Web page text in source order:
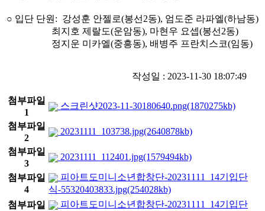
○ 입단 단원: 강성훈 안젤로(봉선2동), 엄도준 라파엘(하남동)
최지호 제랄도(운암동), 마현우 요셉(봉선2동)
정지운 미카엘(중흥동), 배병주 프란치스코(임동)
작성일 : 2023-11-30 18:07:49
첨부파일
1
스크린샷2023-11-30180640.png(1870275kb)
첨부파일
2
20231111_103738.jpg(2640878kb)
첨부파일
3
20231111_112401.jpg(1579494kb)
첨부파일
4
피아트도미니소년합창단-20231111_14기입단
식-55320403833.jpg(254028kb)
첨부파일
피아트도미니소년합창단-20231111_14기입단